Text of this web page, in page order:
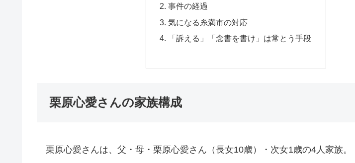
事件の経過
気になる糸満市の対応
「訴える」「念書を書け」は常とう手段
栗原心愛さんの家族構成
栗原心愛さんは、父・母・栗原心愛さん（長女10歳）・次女1歳の4人家族。